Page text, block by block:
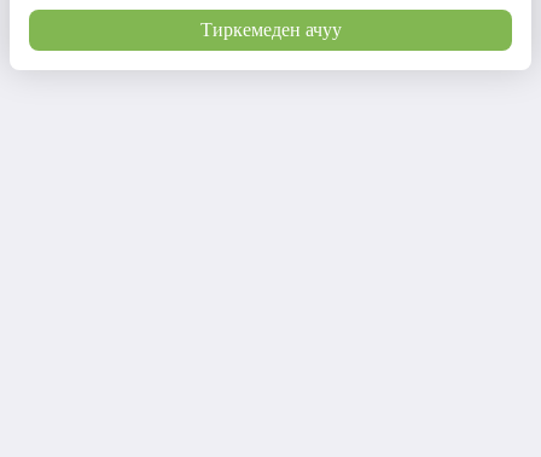
Тиркемеден ачуу